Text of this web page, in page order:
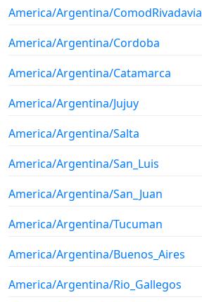
America/Argentina/ComodRivadavia
America/Argentina/Cordoba
America/Argentina/Catamarca
America/Argentina/Jujuy
America/Argentina/Salta
America/Argentina/San_Luis
America/Argentina/San_Juan
America/Argentina/Tucuman
America/Argentina/Buenos_Aires
America/Argentina/Rio_Gallegos